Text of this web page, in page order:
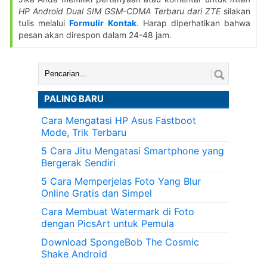
HP Android Dual SIM GSM-CDMA Terbaru dari ZTEsilakan
tulis melaluiFormulir Kontak. Harap diperhatikan bahwa
pesan akan direspon dalam 24-48 jam.
Cari:
PALING BARU
Cara Mengatasi HP Asus Fastboot
Mode, Trik Terbaru
5 Cara Jitu Mengatasi Smartphone yang
Bergerak Sendiri
5 Cara Memperjelas Foto Yang Blur
Online Gratis dan Simpel
Cara Membuat Watermark di Foto
dengan PicsArt untuk Pemula
Download SpongeBob The Cosmic
Shake Android